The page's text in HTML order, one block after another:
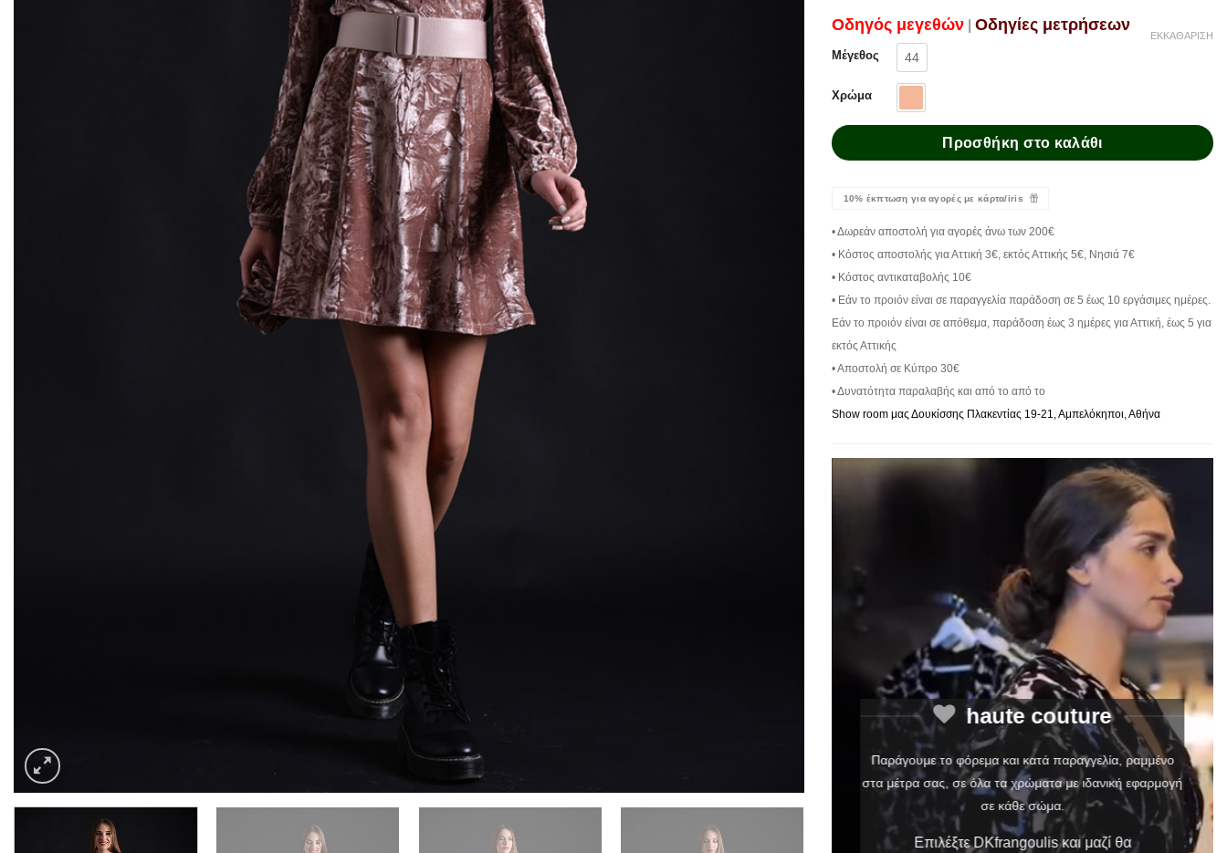
Oδηγός μεγεθών Oδηγίες μετρήσεων
Μέγεθος 44
Χρώμα
ΕΚΚΑΘΆΡΙΣΗ
Προσθήκη στο καλάθι
10% έκπτωση για αγορές με κάρτα/iris
• Δωρεάν αποστολή για αγορές άνω των 200€
• Κόστος αποστολής για Αττική 3€, εκτός Αττικής 5€, Νησιά 7€
• Κόστος αντικαταβολής 10€
• Εάν το προιόν είναι σε παραγγελία παράδοση σε 5 έως 10 εργάσιμες ημέρες.
Εάν το προιόν είναι σε απόθεμα, παράδοση έως 3 ημέρες για Αττική, έως 5 για
εκτός Αττικής
• Αποστολή σε Κύπρο 30€
• Δυνατότητα παραλαβής και από το από το
Show room μας Δουκίσσης Πλακεντίας 19-21, Αμπελόκηποι, Αθήνα
haute couture
Παράγουμε το φόρεμα και κατά παραγγελία, ραμμένο
στα μέτρα σας, σε όλα τα χρώματα με ιδανική εφαρμογή
σε κάθε σώμα.
Επιλέξτε DKfrangoulis και μαζί θα